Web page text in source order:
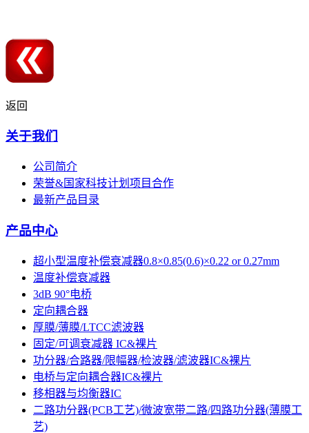
返回
关于我们
公司简介
荣誉&国家科技计划项目合作
最新产品目录
产品中心
超小型温度补偿衰减器0.8×0.85(0.6)×0.22 or 0.27mm
温度补偿衰减器
3dB 90°电桥
定向耦合器
厚膜/薄膜/LTCC滤波器
固定/可调衰减器 IC&裸片
功分器/合路器/限幅器/检波器/滤波器IC&裸片
电桥与定向耦合器IC&裸片
移相器与均衡器IC
二路功分器(PCB工艺)/微波宽带二路/四路功分器(薄膜工
艺)